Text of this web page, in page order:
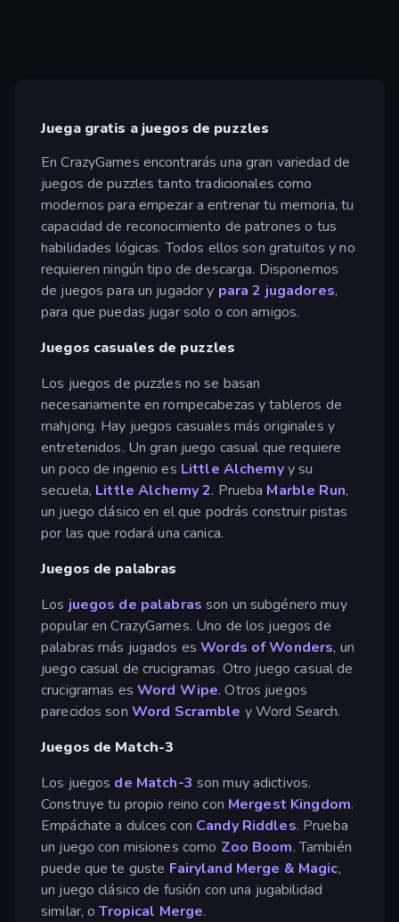
Juega gratis a juegos de puzzles
En CrazyGames encontrarás una gran variedad de
juegos de puzzles tanto tradicionales como
modernos para empezar a entrenar tu memoria, tu
capacidad de reconocimiento de patrones o tus
habilidades lógicas. Todos ellos son gratuitos y no
requieren ningún tipo de descarga. Disponemos
de juegos para un jugador y para 2 jugadores,
para que puedas jugar solo o con amigos.
Juegos casuales de puzzles
Los juegos de puzzles no se basan
necesariamente en rompecabezas y tableros de
mahjong. Hay juegos casuales más originales y
entretenidos. Un gran juego casual que requiere
un poco de ingenio es Little Alchemyy su
secuela, Little Alchemy 2. Prueba Marble Run,
un juego clásico en el que podrás construir pistas
por las que rodará una canica.
Juegos de palabras
Los juegos de palabras son un subgénero muy
popular en CrazyGames. Uno de los juegos de
palabras más jugados esWords of Wonders, un
juego casual de crucigramas. Otro juego casual de
crucigramas es Word Wipe. Otros juegos
parecidos son Word Scramble y Word Search.
Juegos de Match-3
Los juegos de Match-3 son muy adictivos.
Construye tu propio reino con Mergest Kingdom.
Empáchate a dulces con Candy Riddles. Prueba
un juego con misiones como Zoo Boom. También
puede que te guste Fairyland Merge & Magic,
un juego clásico de fusión con una jugabilidad
similar, oTropical Merge.